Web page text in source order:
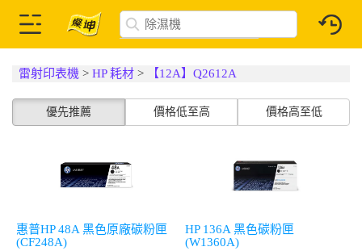
雷射印表機 >HP 耗材 > 【12A】Q2612A
優先推薦 價格低至高 價格高至低
惠普HP 48A 黑色原廠碳粉匣
(CF248A)
HP 136A 黑色碳粉匣
(W1360A)